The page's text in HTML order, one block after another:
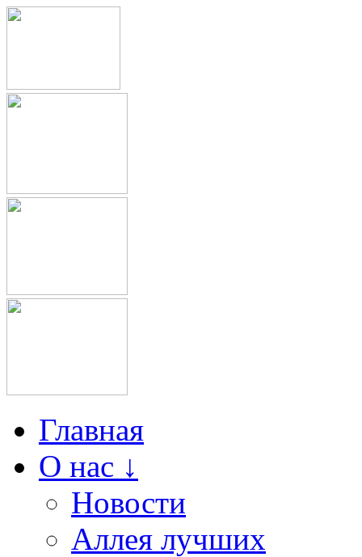
Главная
О нас ↓
Новости
Аллея лучших